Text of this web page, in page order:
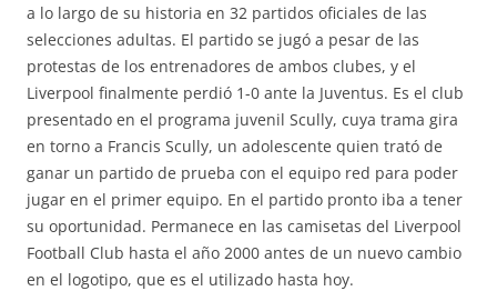
a lo largo de su historia en 32 partidos oficiales de las
selecciones adultas. El partido se jugó a pesar de las
protestas de los entrenadores de ambos clubes, y el
Liverpool finalmente perdió 1-0 ante la Juventus. Es el club
presentado en el programa juvenil Scully, cuya trama gira
en torno a Francis Scully, un adolescente quien trató de
ganar un partido de prueba con el equipo red para poder
jugar en el primer equipo. En el partido pronto iba a tener
su oportunidad. Permanece en las camisetas del Liverpool
Football Club hasta el año 2000 antes de un nuevo cambio
en el logotipo, que es el utilizado hasta hoy.